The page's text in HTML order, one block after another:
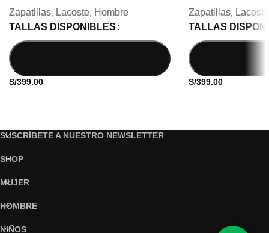
Zapatillas Lacoste
Hombre
TALLAS DISPONIBLES
S/399.00
Zapatillas, Lacoste
TALLAS
S/399.00
SUSCRÍBETE A NUESTRO NEWSLETTER
SHOP
MUJER
HOMBRE
NIÑOS